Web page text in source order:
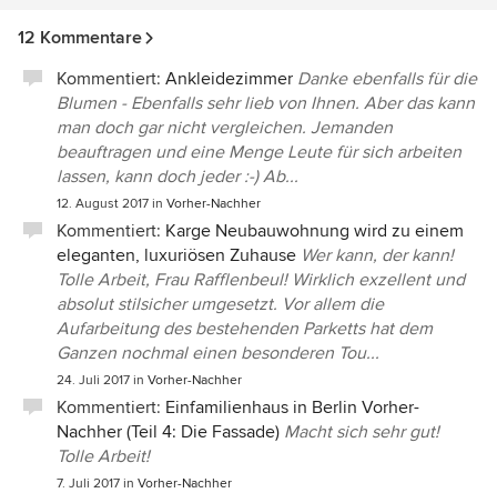
12 Kommentare
Kommentiert: Ankleidezimmer Danke ebenfalls für die
Blumen - Ebenfalls sehr lieb von Ihnen. Aber das kann
man doch gar nicht vergleichen. Jemanden
beauftragen und eine Menge Leute für sich arbeiten
lassen, kann doch jeder :-) Ab...
12. August 2017 in Vorher-Nachher
Kommentiert: Karge Neubauwohnung wird zu einem
eleganten, luxuriösen Zuhause Wer kann, der kann!
Tolle Arbeit, Frau Rafflenbeul! Wirklich exzellent und
absolut stilsicher umgesetzt. Vor allem die
Aufarbeitung des bestehenden Parketts hat dem
Ganzen nochmal einen besonderen Tou...
24. Juli 2017 in Vorher-Nachher
Kommentiert: Einfamilienhaus in Berlin Vorher-
Nachher (Teil 4: Die Fassade) Macht sich sehr gut!
Tolle Arbeit!
7. Juli 2017 in Vorher-Nachher